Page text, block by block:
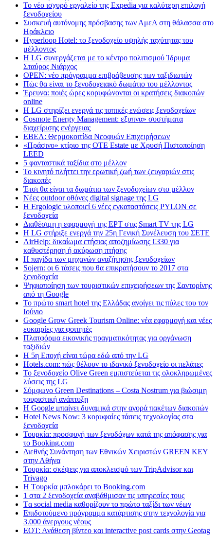
Το νέο ισχυρό εργαλείο της Expedia για καλύτερη επιλογή
ξενοδοχείου
Συσκευή αυτόνομης πρόσβασης των ΑμεΑ στη θάλασσα στο
Ηράκλειο
Hyperloop Hotel: το ξενοδοχείο υψηλής ταχύτητας του
μέλλοντος
Η LG συνεργάζεται με το κέντρο πολιτισμού Ίδρυμα
Σταύρος Νιάρχος
OPEN: νέο πρόγραμμα επιβράβευσης των ταξιδιωτών
Πώς θα είναι το ξενοδοχειακό δωμάτιο του μέλλοντος
Έρευνα: ποιές ώρες κορυφώνονται οι κρατήσεις διακοπών
online
Η LG στηρίζει ενεργά τις τοπικές ενώσεις ξενοδοχείων
Cosmote Energy Management: εξυπνα» συστήματα
διαχείρισης ενέργειας
ΕΒΕΑ: Θερμοκοιτίδα Νεοφυών Επιχειρήσεων
«Πράσινο» κτίριο της OTE Estate με Χρυσή Πιστοποίηση
LEED
5 φανταστικά ταξίδια στο μέλλον
Το κινητό πλήττει την ερωτική ζωή των ζευγαριών στις
διακοπές
Έτσι θα είναι τα δωμάτια των ξενοδοχείων στο μέλλον
Nέες outdoor οθόνες digital signage της LG
Η Ergologic υλοποιεί 6 νέες εγκαταστάσεις PYLON σε
ξενοδοχεία
Διαθέσιμη η εφαρμογή της ΕΡΤ στις Smart TV της LG
Η LG στήριξε ενεργά την 25η Γενική Συνέλευση του ΣΕΤΕ
AirHelp: δικαίωμα ετήσιας αποζημίωσης €330 για
καθυστέρηση ή ακύρωση πτήσης
Η παγίδα των μηχανών αναζήτησης ξενοδοχείων
Sojern: οι 6 τάσεις που θα επικρατήσουν το 2017 στα
ξενοδοχεία
Ψηφιοποίηση των τουριστικών επιχειρήσεων της Σαντορίνης
από τη Google
Το πρώτο smart hotel της Ελλάδας ανοίγει τις πύλες του τον
Ιούνιο
Google Grow Greek Tourism Online: νέα εφαρμογή και νέες
ευκαιρίες για φοιτητές
Πλατφόρμα εικονικής πραγματικότητας για οργάνωση
ταξιδιών
Η 5η Εποχή είναι τώρα εδώ από την LG
Hotels.com: πώς θέλουν το ιδανικό ξενοδοχείο οι πελάτες
To ξενοδοχείο Olive Green εμπιστεύεται τις ολοκληρωμένες
λύσεις της LG
Σύμφωνο Green Destinations – Costa Nostrum για βιώσιμη
τουριστική ανάπτυξη
H Google μπαίνει δυναμικά στην αγορά πακέτων διακοπών
Hotel News Now: 3 κορυφαίες τάσεις τεχνολογίας στα
ξενοδοχεία
Τουρκία: προσφυγή των ξενοδόχων κατά της απόφασης για
το Booking.com
Διεθνής Συνάντηση των Εθνικών Χειριστών GREEN KEY
στην Αθήνα
Τουρκία: σκέψεις για αποκλεισμό των TripAdvisor και
Trivago
H Tουρκία μπλοκάρει το Booking.com
1 στα 2 ξενοδοχεία αναβάθμισαν τις υπηρεσίες τους
Tα social media καθορίζουν το πρώτο ταξίδι των νέων
Επιδοτούμενο πρόγραμμα κατάρτισης στην τεχνολογία για
3.000 άνεργους νέους
ΕΟΤ: Ανάθεση βίντεο και interactive post cards στην Geotag